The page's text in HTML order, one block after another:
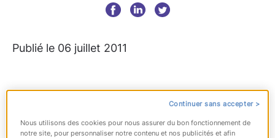
Publié le 06 juillet 2011
Continuer sans accepter >
Nous utilisons des cookies pour nous assurer du bon fonctionnement de
notre site, pour personnaliser notre contenu et nos publicités et afin